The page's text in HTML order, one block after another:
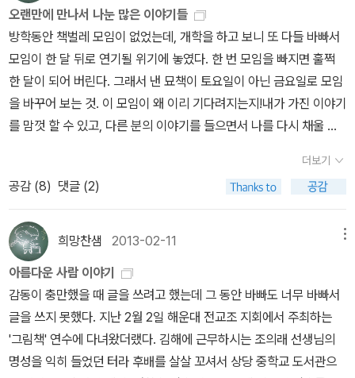
야.'<빨강머리 앤이 하는 말> by 백영옥, p. 156 잡지사 컨텐츠 디
렉터는 다 이렇게 글을 잘 쓰나?어릴적부터 일기를 통해 묻고 답하기
를 했다는 저자는 글을 참 잘 쓴다.그렇다고 어려운 말도 아니고, 화려
한 미사여구도 아니다.그럼에도 마음에 와닿는 말들이 많았다.고민을
털어놓은 사람이 마치 나인냥 감정이입해서 읽었더랬나?순간순간 저
자가 다독여줄때마다 울컥울컥해서 책장이 쉽게 넘어가지 못하기도
묻다' 2권도 기대해 본다.저자의 다른 책들도 읽고싶어졌다.​ 그림책
작가 이야기도, 작가의 그림책에 대한 생각도 읽을 수 있어서 좋았다.
덕분에 그림책을 보는 시야가 더 넓어진듯하다.프롤로그에서 말한 그
림책과 영혼이 부딪혔던 인생 책은 뭐였을까? 아...궁금!(내겐...'파도
야 놀자'가 그랬다) - 처방전 그림책들 (국내 미출간작 제외) -
- 본문서 언급, 인용되었던 책들 중 읽고 싶은 책 - 점멸하고 바
래고 윤색되고 부풀려진 기억을 바탕으로 현재의 판단을 내리고, 그
판단이 모여 미래를 만듭니다. 기억은 한 사람의 정체성의 근간을 이
루지만 주관적이고, 주관적이지만 언제나 마음대로 통제할 수 있는
것도 아닙니다.- P49그녀는 자기의 생각에 걸려 넘어졌다.- P86잘
오랜만에 만나서 나눈 많은 이야기들
방학동안 책벌레 모임이 없었는데, 개학을 하고 보니 또 다들 바빠서
모임이 한 달 뒤로 연기될 위기에 놓였다. 한 번 모임을 빠지면 훌쩍
한 달이 되어 버린다. 그래서 낸 묘책이 토요일이 아닌 금요일로 모임
을 바꾸어 보는 것. 이 모임이 왜 이리 기다려지는지!내가 가진 이야기
를 맘껏 할 수 있고, 다른 분의 이야기를 들으면서 나를 다시 채울 수
동안 독서 연수가 진행되었는데, 나는 이미 맛 본 연수들이라 가지 않
았지만 모임 선생님 대부분은 이 연수에 참여했다. 그 연수에서 소개
받은 책을 한 권씩 사면서 연수에 오지 않은 회원들이 생각나서 샀다
며 3권의 책을 사 오셔서 나누어 주셨다. 저자 중 한 분이신 조의래 선
생님 강의에서 구한 책인 것 같다. 선생님께서 창의인성넷에 올려두
었고, 각 학교에 배부 된 좋은 자료가 있다고 하셔서 그 사이트에 들어
가서 모두 출력해서 제본 할거라고 준비해두고는 아직 제본을 못한
자료가 있는데 그 내용과 관련이 있어 보인다. 독서지도를 할수록
느껴지는 것 중 하나가 즐겁게 책을 읽어야 한다는 거고, 놀이로 접근
해가면 아이들이 좋아하더라는 건데, 그래서 나의 독서지도 방향도
더보기
공감 (8) 댓글 (2)
희망찬샘 2013-02-11
아름다운 사람 이야기
감동이 충만했을 때 글을 쓰려고 했는데 그 동안 바빠도 너무 바빠서
글을 쓰지 못했다. 지난 2월 2일 해운대 전교조 지회에서 주최하는
'그림책' 연수에 다녀왔더랬다. 김해에 근무하시는 조의래 선생님의
명성을 익히 들었던 터라 후배를 살살 꼬셔서 상당 중학교 도서관으